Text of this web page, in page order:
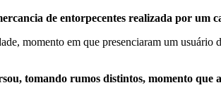
de entorpecentes realizada por um
momento em que presenciaram um
tomando rumos distintos, momento